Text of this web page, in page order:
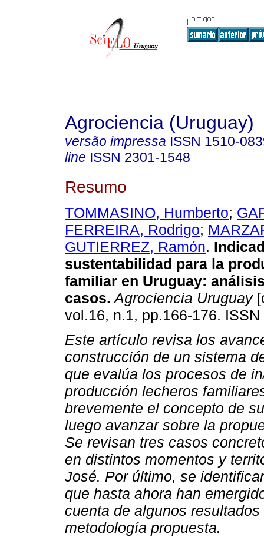
Agrociencia (Uruguay)
versão impressa ISSN 1510-
line ISSN 2301-1548
Resumo
TOMMASINO, Humberto;
FERREIRA, Rodrigo;
GUTIERREZ, Ramón.
sustentabilidad para la
familiar en Uruguay:
casos. Agrociencia Uruguay
vol.16, n.1, pp.166-176.
Este artículo revisa los
construcción de un sistema
que evalúa los procesos de
producción lecheros
brevemente el concepto de
luego avanzar sobre la
Se revisan tres casos
en distintos momentos y
José. Por último, se
que hasta ahora han
cuenta de algunos
metodología propuesta.